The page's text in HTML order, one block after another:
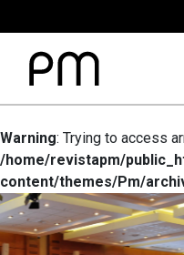
Warning: Trying to access
/home/revistapm/
content/themes/Pm/